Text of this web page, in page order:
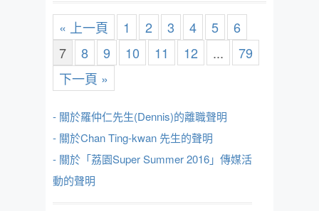
« 上一頁 1 2 3 4 5
6
7
8 9 10 11 12 ...
79
下一頁 »
- 關於羅仲仁先生(Dennis)的離職聲明
- 關於Chan Ting-kwan 先生的聲明
- 關於「荔園Super Summer 2016」傳媒活
動的聲明